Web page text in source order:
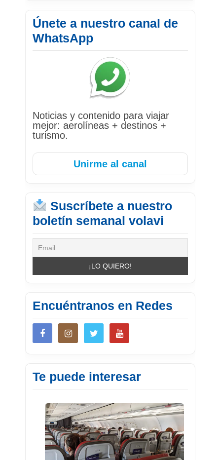
Únete a nuestro canal de
WhatsApp
Noticias y contenido para viajar
mejor: aerolíneas + destinos +
turismo.
Unirme al canal
Suscríbete a nuestro
boletín semanal volavi
Encuéntranos en Redes
Te puede interesar